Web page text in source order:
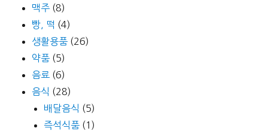
맥주 (8)
빵, 떡 (4)
생활용품 (26)
약품 (5)
음료 (6)
음식 (28)
배달음식 (5)
즉석식품 (1)